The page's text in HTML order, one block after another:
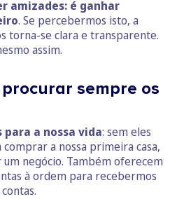
amizades: é ganhar
. Se percebermos isto, a
torna-se clara e transparente.
assim.
sempre os
para a nossa vida: sem eles
a nossa primeira casa,
negócio. Também oferecem
à ordem para recebermos